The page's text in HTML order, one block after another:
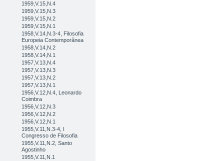
1959,V.15,N.4
1959,V.15,N.3
1959,V.15,N.2
1959,V.15,N.1
1958,V.14,N.3-4, Filosofia
Europeia Contemporânea
1958,V.14,N.2
1958,V.14,N.1
1957,V.13,N.4
1957,V.13,N.3
1957,V.13,N.2
1957,V.13,N.1
1956,V.12,N.4, Leonardo
Coimbra
1956,V.12,N.3
1956,V.12,N.2
1956,V.12,N.1
1955,V.11,N.3-4, I
Congresso de Filosofia
1955,V.11,N.2, Santo
Agostinho
1955,V.11,N.1